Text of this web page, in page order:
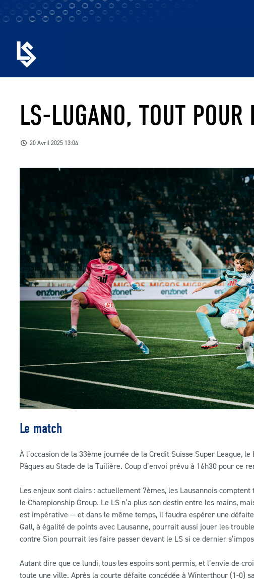
LS-LUGANO, TOUT POUR
20 Avril 2025 13:04
Le match
À l’occasion de la 33ème journée de la Credit Suisse Super League,
Pâques au Stade de la Tuilière. Coup d’envoi prévu à 16h30 pour ce
Les enjeux sont clairs : actuellement 7èmes, les Lausannois
le Championship Group. Le LS n’a plus son destin entre les mains,
est impérative — et dans le même temps, il faudra espérer une
Gall, à égalité de points avec Lausanne, pourrait aussi jouer les
contre Sion pourrait les faire passer devant le LS si ce dernier
Autant dire que ce lundi, tous les espoirs sont permis, et l’envie de
toute une ville. Après la courte défaite concédée à Winterthour (1-0)